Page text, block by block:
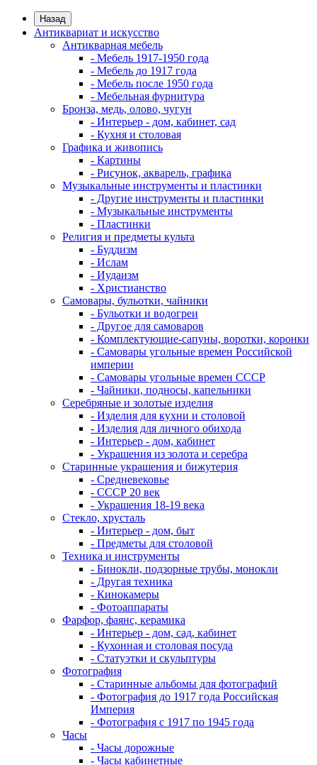
Назад
Антиквариат и искусство
Антикварная мебель
- Мебель 1917-1950 года
- Мебель до 1917 года
- Мебель после 1950 года
- Мебельная фурнитура
Бронза, медь, олово, чугун
- Интерьер - дом, кабинет, сад
- Кухня и столовая
Графика и живопись
- Картины
- Рисунок, акварель, графика
Музыкальные инструменты и пластинки
- Другие инструменты и пластинки
- Музыкальные инструменты
- Пластинки
Религия и предметы культа
- Буддизм
- Ислам
- Иудаизм
- Христианство
Самовары, бульотки, чайники
- Бульотки и водогреи
- Другое для самоваров
- Комплектующие-сапуны, воротки, коронки
- Самовары угольные времен Российской
империи
- Самовары угольные времен СССР
- Чайники, подносы, капельники
Серебряные и золотые изделия
- Изделия для кухни и столовой
- Изделия для личного обихода
- Интерьер - дом, кабинет
- Украшения из золота и серебра
Старинные украшения и бижутерия
- Средневековье
- СССР 20 век
- Украшения 18-19 века
Стекло, хрусталь
- Интерьер - дом, быт
- Предметы для столовой
Техника и инструменты
- Бинокли, подзорные трубы, монокли
- Другая техника
- Кинокамеры
- Фотоаппараты
Фарфор, фаянс, керамика
- Интерьер - дом, сад, кабинет
- Кухонная и столовая посуда
- Статуэтки и скульптуры
Фотография
- Старинные альбомы для фотографий
- Фотография до 1917 года Российская
Империя
- Фотография с 1917 по 1945 года
Часы
- Часы дорожные
- Часы кабинетные